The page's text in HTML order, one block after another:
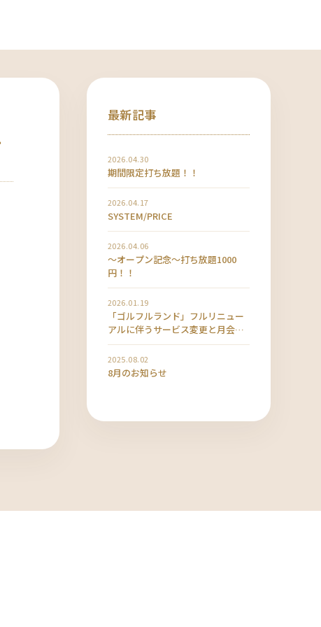
最新記事
2026.04.30
期間限定打ち放題！！
2026.04.17
SYSTEM/PRICE
2026.04.06
〜オープン記念〜打ち放題1000
円！！
2026.01.19
「ゴルフルランド」フルリニュー
アルに伴うサービス変更と月会費
改定のお知らせ
2025.08.02
8月のお知らせ